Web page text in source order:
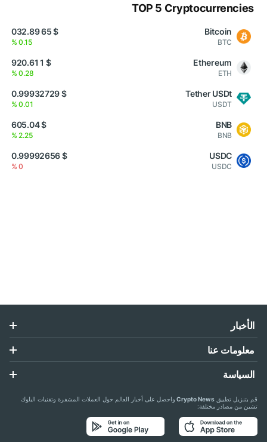
TOP 5 Cryptocurrencies
Bitcoin
BTC
$ 65 032.89
0.15 %
Ethereum
ETH
$ 1 920.61
0.28 %
Tether USDt
USDT
$ 0.99932729
0.01 %
BNB
BNB
$ 605.04
2.25 %
USDC
USDC
$ 0.99992656
0 %
الأخبار
معلومات عنا
السياسة
قم بتنزيل تطبيق Crypto News واحصل على أخبار العالم حول العملات المشفرة وتقنيات البلوك
تشين من مصادر مختلفة: